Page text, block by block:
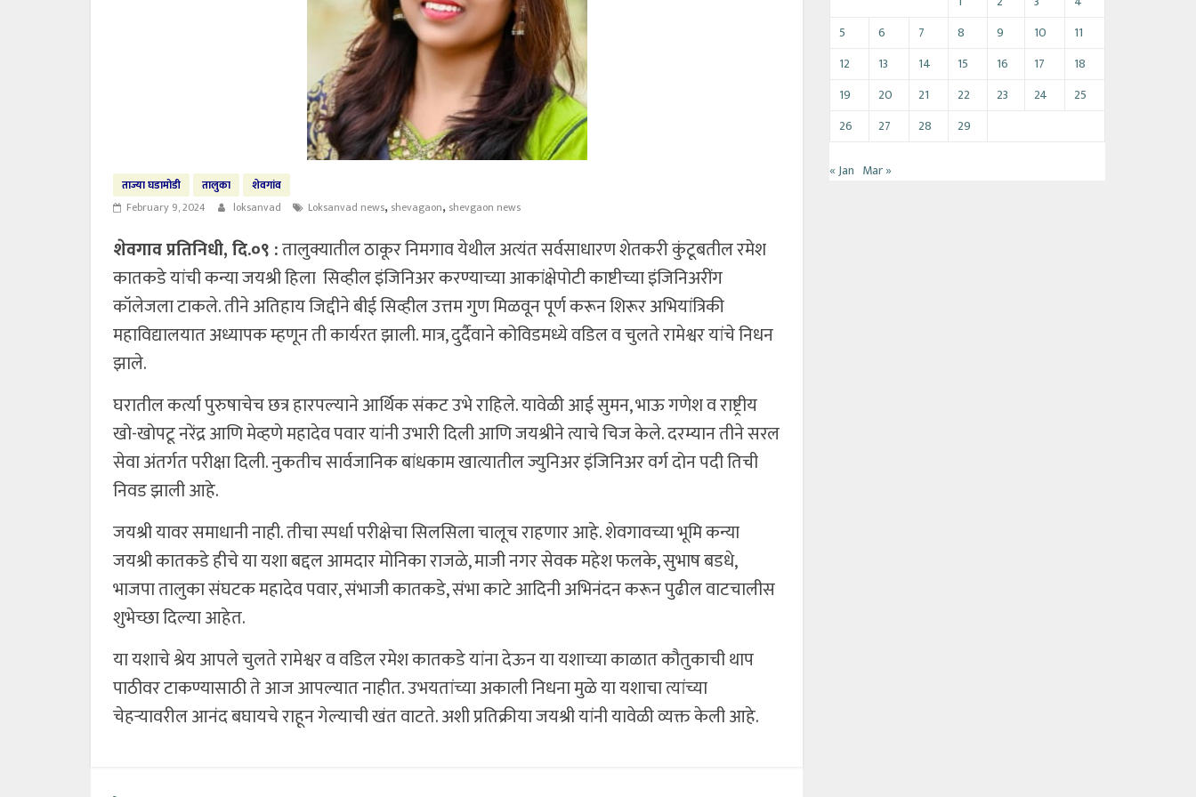
ताज्या घडामोडी तालुका
शेवगांव
February 9, 2024
loksanvad Loksanvad news, shevagaon, shevgaon news
शेवगाव प्रतिनिधी, दि.०९ :तालुक्यातील ठाकूर निमगाव येथील अत्यंत सर्वसाधारण शेतकरी कुंटूबतील रमेश
कातकडे यांची कन्या जयश्री हिला सिव्हील इंजिनिअर करण्याच्या आकांक्षेपोटी काष्टीच्या इंजिनिअरींग
कॉलेजला टाकले. तीने अतिहाय जिद्दीने बीई सिव्हील उत्तम गुण मिळवून पूर्ण करून शिरूर अभियांत्रिकी
महाविद्यालयात अध्यापक म्हणून ती कार्यरत झाली. मात्र, दुर्दैवाने कोविडमध्ये वडिल व चुलते रामेश्वर यांचे निधन
झाले.
घरातील कर्त्या पुरुषाचेच छत्र हारपल्याने आर्थिक संकट उभे राहिले. यावेळी आई सुमन, भाऊ गणेश व राष्ट्रीय
खो-खोपटू नरेंद्र आणि मेव्हणे महादेव पवार यांनी उभारी दिली आणि जयश्रीने त्याचे चिज केले. दरम्यान तीने सरल
सेवा अंतर्गत परीक्षा दिली. नुकतीच सार्वजानिक बांधकाम खात्यातील ज्युनिअर इंजिनिअर वर्ग दोन पदी तिची
निवड झाली आहे.
जयश्री यावर समाधानी नाही. तीचा स्पर्धा परीक्षेचा सिलसिला चालूच राहणार आहे. शेवगावच्या भूमि कन्या
जयश्री कातकडे हीचे या यशा बद्दल आमदार मोनिका राजळे, माजी नगर सेवक महेश फलके, सुभाष बडधे,
भाजपा तालुका संघटक महादेव पवार, संभाजी कातकडे, संभा काटे आदिनी अभिनंदन करून पुढील वाटचालीस
शुभेच्छा दिल्या आहेत.
या यशाचे श्रेय आपले चुलते रामेश्वर व वडिल रमेश कातकडे यांना देऊन या यशाच्या काळात कौतुकाची थाप
पाठीवर टाकण्यासाठी ते आज आपल्यात नाहीत. उभयतांच्या अकाली निधना मुळे या यशाचा त्यांच्या
चेहऱ्यावरील आनंद बघायचे राहून गेल्याची खंत वाटते. अशी प्रतिक्रीया जयश्री यांनी यावेळी व्यक्त केली आहे.
5
6 7 8 9 10
11
12
13 14 15 16 17
18
19
20 21 22 23 24
25
26
27 28 29
« Jan Mar »